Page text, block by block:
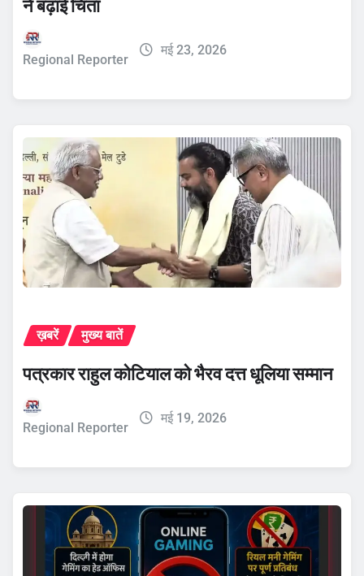
ने बढ़ाई चिंता
Regional Reporter
मई 23, 2026
ख़बरें मुख्य बातें
पत्रकार राहुल कोटियाल को भैरव दत्त धूलिया सम्मान
Regional Reporter
मई 19, 2026